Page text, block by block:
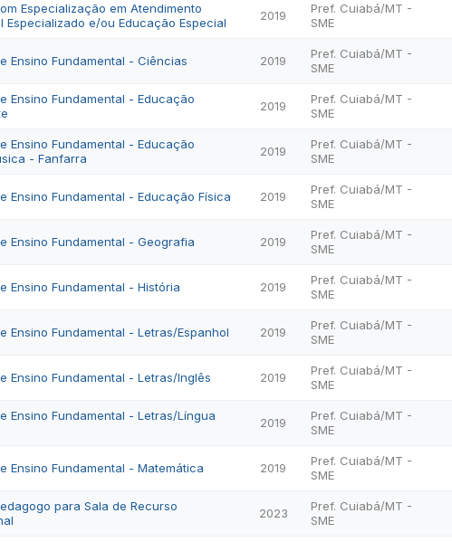
Especialização em Atendimento
Especializado e/ou Educação Especial
2019
Pref. Cuiabá/MT -
SME
Ensino Fundamental - Ciências 2019
Pref. Cuiabá/MT -
SME
Ensino Fundamental - Educação
2019
Pref. Cuiabá/MT -
SME
Ensino Fundamental - Educação
- Fanfarra
2019
Pref. Cuiabá/MT -
SME
Ensino Fundamental - Educação Física 2019
Pref. Cuiabá/MT -
SME
Ensino Fundamental - Geografia 2019
Pref. Cuiabá/MT -
SME
Ensino Fundamental - História 2019
Pref. Cuiabá/MT -
SME
Ensino Fundamental - Letras/Espanhol 2019
Pref. Cuiabá/MT -
SME
Ensino Fundamental - Letras/Inglês 2019
Pref. Cuiabá/MT -
SME
Ensino Fundamental - Letras/Língua
2019
Pref. Cuiabá/MT -
SME
Ensino Fundamental - Matemática 2019
Pref. Cuiabá/MT -
SME
para Sala de Recurso
2023
Pref. Cuiabá/MT -
SME